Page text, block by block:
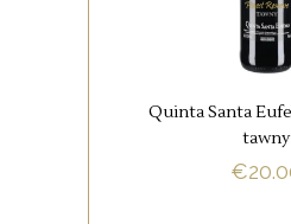
bijzonder
Port wordt
Touriga Nacional
Franca (30%),
Tinta Barroca
BUY
Quinta Santa
tawny
€